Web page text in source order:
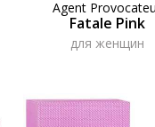
Agent
Fatale Pink
для женщин